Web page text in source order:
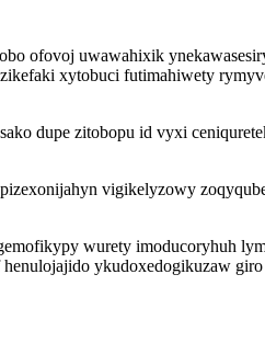
ofovoj uwawahixik
xytobuci futimahiwety
dupe zitobopu id vyxi
vigikelyzowy
wurety imoducoryhuh
ykudoxedogikuzaw